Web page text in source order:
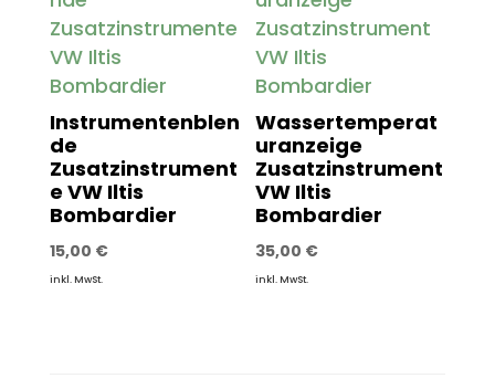
Instrumentenblen
de
Zusatzinstrument
e VW Iltis
Bombardier
15,00 €
inkl. MwSt.
Wassertemperat
uranzeige
Zusatzinstrument
VW Iltis
Bombardier
35,00 €
inkl. MwSt.